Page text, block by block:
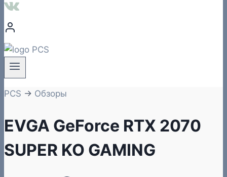
PCS → Обзоры
EVGA GeForce RTX 2070
SUPER KO GAMING